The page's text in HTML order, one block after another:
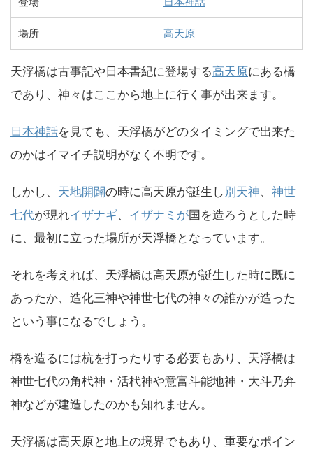
場所 高天原
天浮橋は古事記や日本書紀に登場する高天原にある橋
であり、神々はここから地上に行く事が出来ます。
日本神話を見ても、天浮橋がどのタイミングで出来た
のかはイマイチ説明がなく不明です。
しかし、 天地開闢の時に高天原が誕生し 別天神、 神世
七代が現れイザナギ、 イザナミが国を造ろうとした時
に、最初に立った場所が天浮橋となっています。
それを考えれば、天浮橋は高天原が誕生した時に既に
あったか、造化三神や神世七代の神々の誰かが造った
という事になるでしょう。
橋を造るには杭を打ったりする必要もあり、天浮橋は
神世七代の角杙神・活杙神や意富斗能地神・大斗乃弁
神などが建造したのかも知れません。
天浮橋は高天原と地上の境界でもあり、重要なポイン